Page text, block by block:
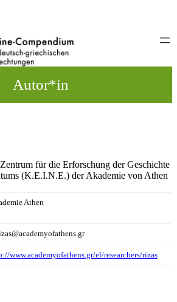
Autor*in
für die Erforschung der Geschichte
(K.E.I.N.E.) der Akademie von Athen
Athen
www.academyofathens.gr/el/researchers/rizas